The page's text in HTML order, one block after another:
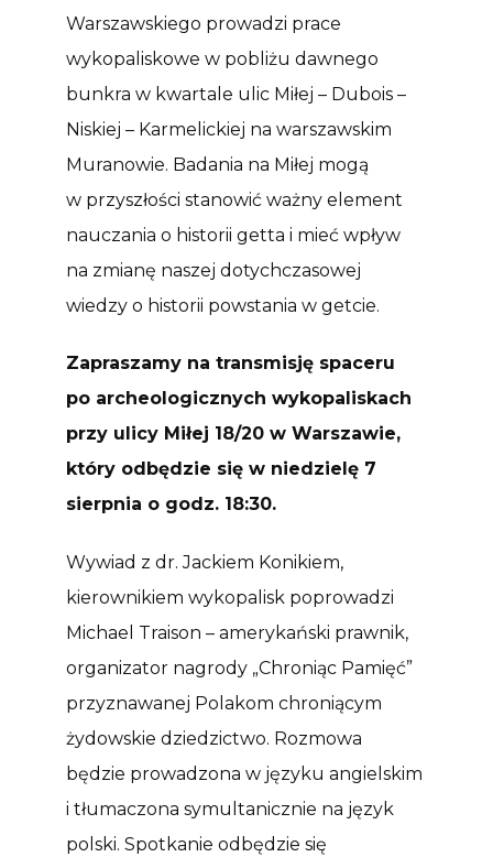
Warszawskiego prowadzi prace
wykopaliskowe w pobliżu dawnego
bunkra w kwartale ulic Miłej – Dubois –
Niskiej – Karmelickiej na warszawskim
Muranowie. Badania na Miłej mogą
w przyszłości stanowić ważny element
nauczania o historii getta i mieć wpływ
na zmianę naszej dotychczasowej
wiedzy o historii powstania w getcie.
Zapraszamy na transmisję spaceru
po archeologicznych wykopaliskach
przy ulicy Miłej 18/20 w Warszawie,
który odbędzie się w niedzielę 7
sierpnia o godz. 18:30.
Wywiad z dr. Jackiem Konikiem,
kierownikiem wykopalisk poprowadzi
Michael Traison – amerykański prawnik,
organizator nagrody „Chroniąc Pamięć”
przyznawanej Polakom chroniącym
żydowskie dziedzictwo. Rozmowa
będzie prowadzona w języku angielskim
i tłumaczona symultanicznie na język
polski. Spotkanie odbędzie się